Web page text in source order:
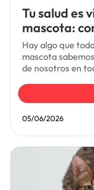
Tu salud es
mascota:
Hay algo que
mascota
de nosotros en
05/06/2026